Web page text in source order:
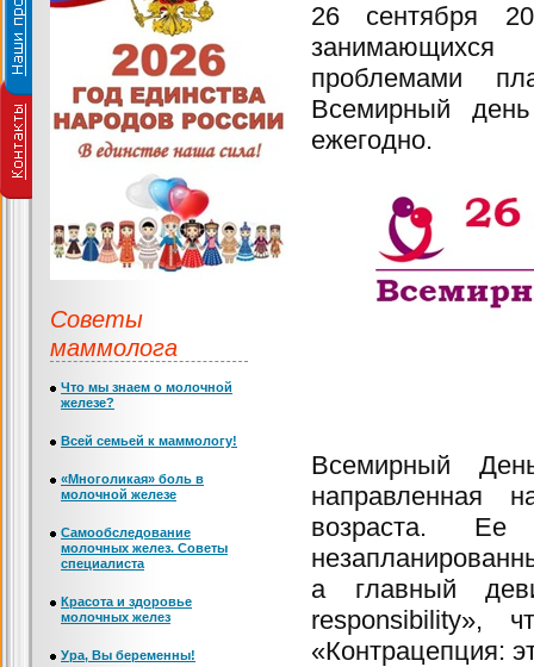
26 сентября
занимающихся
проблемами
Всемирный
ежегодно.
Всемирный
направленная
возраста.
а главный
responsibility»,
«Контрацепция:
Советы
маммолога
Что мы знаем о молочной
железе?
Всей семьей к маммологу!
«Многоликая» боль в
молочной железе
Самообследование
молочных желез. Советы
специалиста
Красота и здоровье
молочных желез
Ура, Вы беременны!